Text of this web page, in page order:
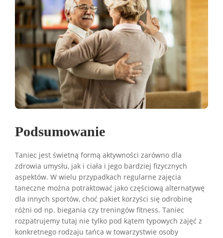
Podsumowanie
Taniec jest świetną formą aktywności zarówno dla
zdrowia umysłu, jak i ciała i jego bardziej fizycznych
aspektów. W wielu przypadkach regularne zajęcia
taneczne można potraktować jako częściową alternatywę
dla innych sportów, choć pakiet korzyści się odrobinę
różni od np. biegania czy treningów fitness. Taniec
rozpatrujemy tutaj nie tylko pod kątem typowych zajęć z
konkretnego rodzaju tańca w towarzystwie osoby